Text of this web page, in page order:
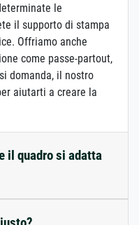
le
il supporto di stampa
Offriamo anche
come passe-partout,
domanda, il nostro
aiutarti a creare la
il quadro si adatta